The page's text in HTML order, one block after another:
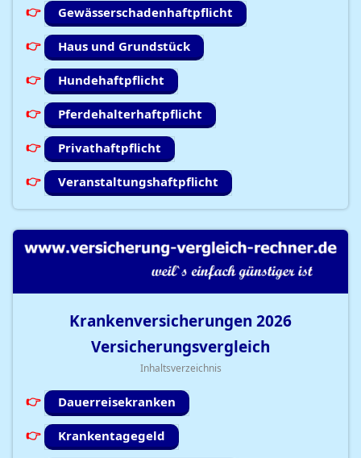
Gewässerschadenhaftpflicht
Haus und Grundstück
Hundehaftpflicht
Pferdehalterhaftpflicht
Privathaftpflicht
Veranstaltungshaftpflicht
Krankenversicherungen 2026
Versicherungsvergleich
Inhaltsverzeichnis
Dauerreisekranken
Krankentagegeld